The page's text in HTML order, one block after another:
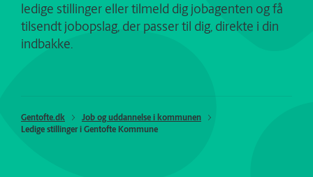
ledige stillinger eller tilmeld dig jobagenten og få
tilsendt jobopslag, der passer til dig, direkte i din
indbakke.
Gentofte.dk
Job og uddannelse i kommunen
Ledige stillinger i Gentofte Kommune